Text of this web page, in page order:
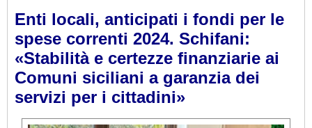
Enti locali, anticipati i fondi per le
spese correnti 2024. Schifani:
«Stabilità e certezze finanziarie ai
Comuni siciliani a garanzia dei
servizi per i cittadini»